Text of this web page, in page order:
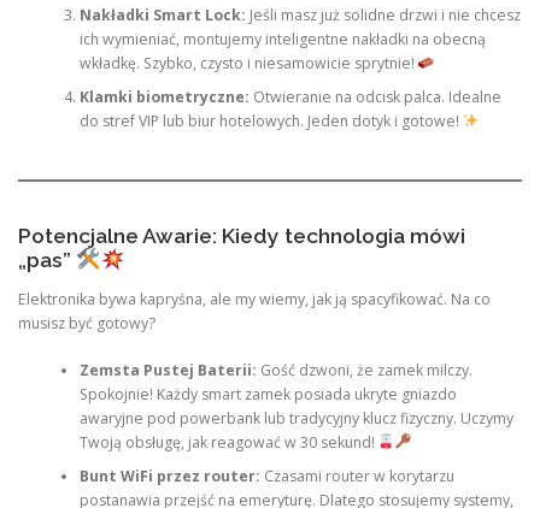
Nakładki Smart Lock: Jeśli masz już solidne drzwi i nie chcesz
ich wymieniać, montujemy inteligentne nakładki na obecną
wkładkę. Szybko, czysto i niesamowicie sprytnie!
Klamki biometryczne: Otwieranie na odcisk palca. Idealne
do stref VIP lub biur hotelowych. Jeden dotyk i gotowe!
Potencjalne Awarie: Kiedy technologia mówi
„pas”
Elektronika bywa kapryśna, ale my wiemy, jak ją spacyfikować. Na co
musisz być gotowy?
Zemsta Pustej Baterii: Gość dzwoni, że zamek milczy.
Spokojnie! Każdy smart zamek posiada ukryte gniazdo
awaryjne pod powerbank lub tradycyjny klucz fizyczny. Uczymy
Twoją obsługę, jak reagować w 30 sekund!
Bunt WiFi przez router: Czasami router w korytarzu
postanawia przejść na emeryturę. Dlatego stosujemy systemy,